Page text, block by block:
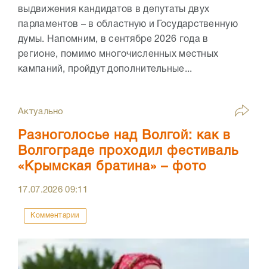
выдвижения кандидатов в депутаты двух
парламентов – в областную и Государственную
думы. Напомним, в сентябре 2026 года в
регионе, помимо многочисленных местных
кампаний, пройдут дополнительные...
Актуально
Разноголосье над Волгой: как в
Волгограде проходил фестиваль
«Крымская братина» – фото
17.07.202609:11
Комментарии